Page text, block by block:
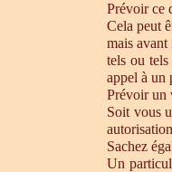
Prévoir ce
Cela peut
mais
tels ou
appel à un
Prévoir un
Soit vous
Sachez
Un